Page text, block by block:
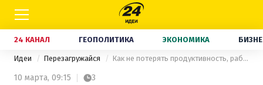
24 КАНАЛ ГЕОПОЛИТИКА ЭКОНОМИКА
Идеи Перезагружайся Как не потерять продуктивность, работая из дома во время пандемии: 8 советов
10 марта, 09:15 3